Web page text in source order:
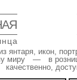
янтаря, икон,
миру — в
качественно,